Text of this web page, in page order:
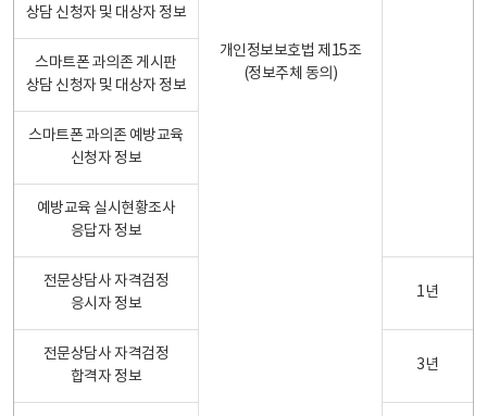
개인정보보호법 제15조
(정보주체 동의)
상담 신청자 및 대상자 정보
스마트폰 과의존 게시판
상담 신청자 및 대상자 정보
스마트폰 과의존 예방교육
신청자 정보
예방교육 실시현황조사
응답자 정보
전문상담사 자격검정
응시자 정보
1년
전문상담사 자격검정
합격자 정보
3년